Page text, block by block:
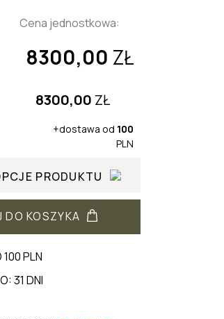
Cena jednostkowa:
8300,00 ZŁ
8300,00 ZŁ
+dostawa od 100
PLN
PRODUKTU
DO KOSZYKA
PLN
31 DNI